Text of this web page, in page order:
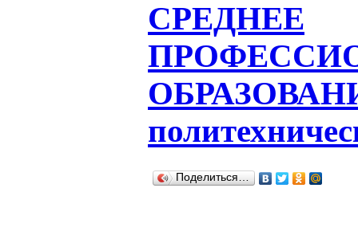
СРЕДНЕЕ
Поделиться…